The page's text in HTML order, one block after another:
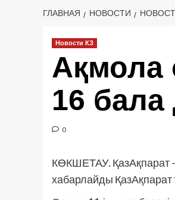
ГЛАВНАЯ НОВОСТИ
Новости КЗ
Ақмола
16 бала
0
КӨКШЕТАУ. ҚазАқпарат
хабарлайды ҚазАқпарат